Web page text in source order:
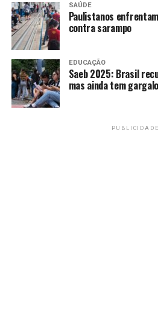
Nesta edição, ao todo, serão
avaliadas na PND. Em relação
de áreas da PND em 2026
em: teatro, dança, ciências
espanhol.
artes visuais
SAÚDE
Paulistanos
contra sarampo
EDUCAÇÃO
Saeb 2025: Brasil
mas ainda tem
PUBLICIDADE